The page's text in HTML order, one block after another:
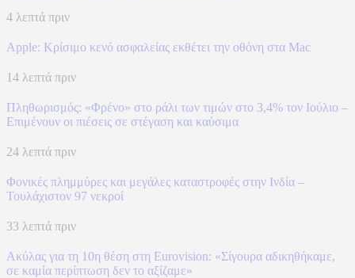
4 λεπτά πριν
Apple: Κρίσιμο κενό ασφαλείας εκθέτει την οθόνη στα Mac
14 λεπτά πριν
Πληθωρισμός: «Φρένο» στο ράλι των τιμών στο 3,4% τον Ιούλιο –
Επιμένουν οι πιέσεις σε στέγαση και καύσιμα
24 λεπτά πριν
Φονικές πλημμύρες και μεγάλες καταστροφές στην Ινδία –
Τουλάχιστον 97 νεκροί
33 λεπτά πριν
Ακύλας για τη 10η θέση στη Eurovision: «Σίγουρα αδικηθήκαμε,
σε καμία περίπτωση δεν το αξίζαμε»